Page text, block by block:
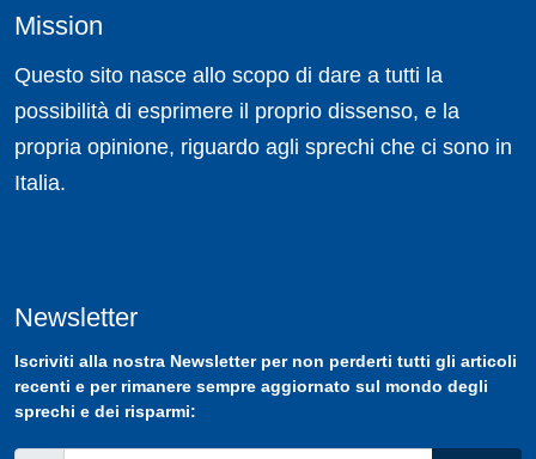
Mission
Questo sito nasce allo scopo di dare a tutti la
possibilità di esprimere il proprio dissenso, e la
propria opinione, riguardo agli sprechi che ci sono in
Italia.
Newsletter
Iscriviti alla nostra Newsletterper non perderti tutti gli articoli
recenti e per rimanere sempre aggiornato sul mondo degli
sprechi e dei risparmi: